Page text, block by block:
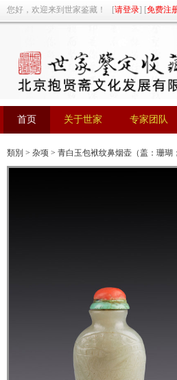
您好，欢迎来到世家鉴藏！ [请登录] [免费注
首页
首页
关于世家
关于世家
专家团队
专家团队
類別 > 杂项 > 青白玉包袱纹鼻烟壶（盖：珊瑚